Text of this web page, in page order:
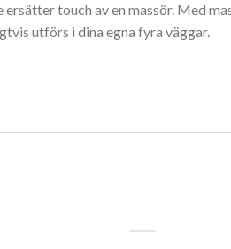
ersätter touch av en massör. Med
utförs i dina egna fyra väggar.